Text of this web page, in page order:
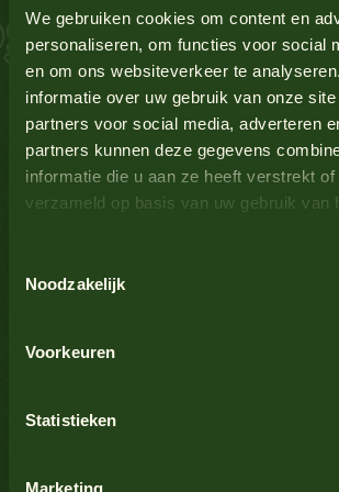
We gebruiken cookies om content en
personaliseren, om functies voor social
en om ons websiteverkeer te
informatie over uw gebruik van onze
partners voor social media, adverteren
partners kunnen deze gegevens
informatie die u aan ze heeft verstrekt
verzameld op basis van uw gebruik van
Noodzakelijk
Voorkeuren
Statistieken
Marketing
Zalm
Glutenbevattende granen
Lupine
Melk
Mosterd
Noten
Schaaldieren
Selderij